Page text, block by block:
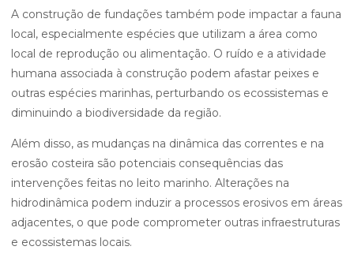
A construção de fundações também pode impactar a fauna
local, especialmente espécies que utilizam a área como
local de reprodução ou alimentação. O ruído e a atividade
humana associada à construção podem afastar peixes e
outras espécies marinhas, perturbando os ecossistemas e
diminuindo a biodiversidade da região.
Além disso, as mudanças na dinâmica das correntes e na
erosão costeira são potenciais consequências das
intervenções feitas no leito marinho. Alterações na
hidrodinâmica podem induzir a processos erosivos em áreas
adjacentes, o que pode comprometer outras infraestruturas
e ecossistemas locais.